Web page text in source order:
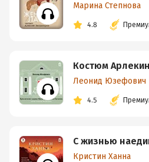
Марина Степнова
4.8
Костюм
Леонид Юзефович
4.5
С жизнью
Кристин Ханна